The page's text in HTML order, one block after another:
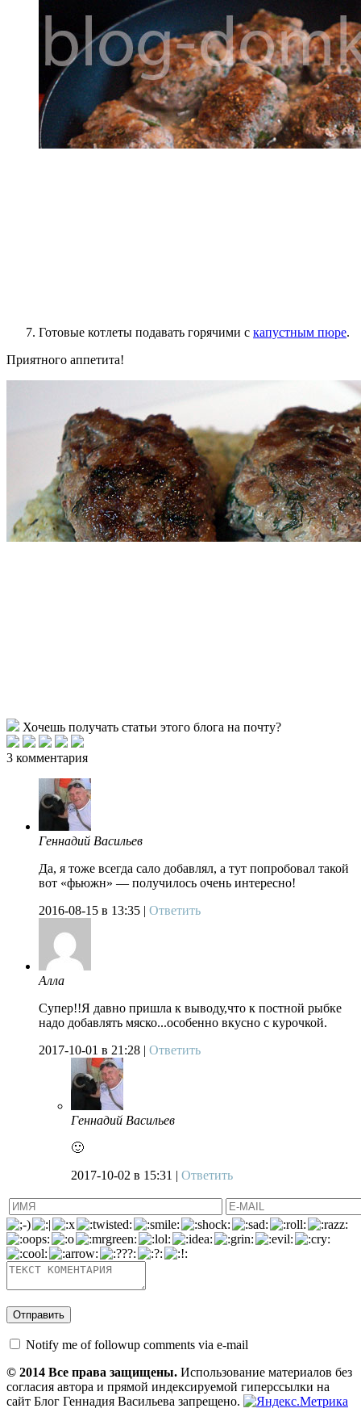
Готовые котлеты подавать горячими с капустным пюре.
Приятного аппетита!
Хочешь получать статьи этого блога на почту?
3 комментария
Геннадий Васильев
Да, я тоже всегда сало добавлял, а тут попробовал такой
вот «фьюжн» — получилось очень интересно!
2016-08-15 в 13:35 | Ответить
Алла
Супер!!Я давно пришла к выводу,что к постной рыбке
надо добавлять мяско...особенно вкусно с курочкой.
2017-10-01 в 21:28 | Ответить
Геннадий Васильев
🙂
2017-10-02 в 15:31 | Ответить
Notify me of followup comments via e-mail
© 2014 Все права защищены. Использование материалов без
согласия автора и прямой индексируемой гиперссылки на
сайт Блог Геннадия Васильева запрещено.